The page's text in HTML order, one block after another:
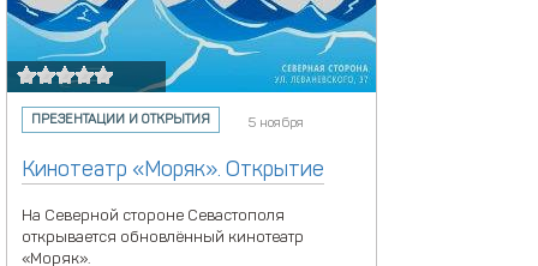
ПРЕЗЕНТАЦИИ И ОТКРЫТИЯ 5 ноября
Кинотеатр «Моряк». Открытие
На Северной стороне Севастополя
открывается обновлённый кинотеатр
«Моряк».